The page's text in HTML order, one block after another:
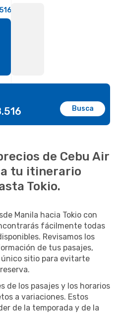
Busca
de Cebu Air
tu itinerario
Tokio.
Manila hacia Tokio con
fácilmente todas
Revisamos los
de tus pasajes,
sitio para evitarte
de los pasajes y los horarios
a variaciones. Estos
de la temporada y de la